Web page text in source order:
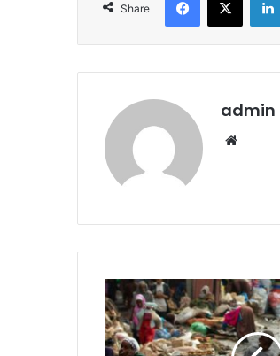
Share
admin